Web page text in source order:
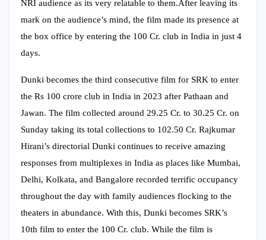
NRI audience as its very relatable to them.After leaving its
mark on the audience’s mind, the film made its presence at
the box office by entering the 100 Cr. club in India in just 4
days.
Dunki becomes the third consecutive film for SRK to enter
the Rs 100 crore club in India in 2023 after Pathaan and
Jawan. The film collected around 29.25 Cr. to 30.25 Cr. on
Sunday taking its total collections to 102.50 Cr. Rajkumar
Hirani’s directorial Dunki continues to receive amazing
responses from multiplexes in India as places like Mumbai,
Delhi, Kolkata, and Bangalore recorded terrific occupancy
throughout the day with family audiences flocking to the
theaters in abundance. With this, Dunki becomes SRK’s
10th film to enter the 100 Cr. club. While the film is